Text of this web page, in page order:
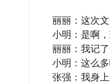
丽丽：这次
小明：是啊
丽丽：我记
小明：这么
张强：我身